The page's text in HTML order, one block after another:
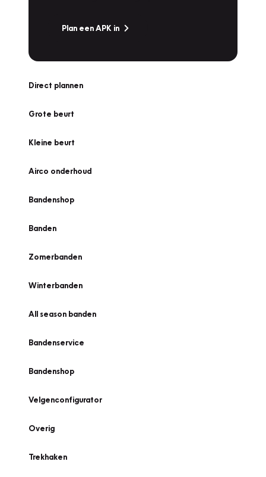
Plan een APK in
Direct plannen
Grote beurt
Kleine beurt
Airco onderhoud
Bandenshop
Banden
Zomerbanden
Winterbanden
All season banden
Bandenservice
Bandenshop
Velgenconfigurator
Overig
Trekhaken